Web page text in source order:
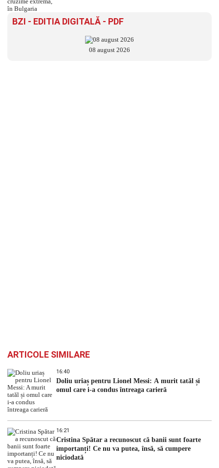
BZI - EDITIA DIGITALĂ - PDF
08 august 2026
ARTICOLE SIMILARE
16:40
Doliu uriaș pentru Lionel Messi: A murit tatăl și
omul care i-a condus întreaga carieră
16:21
Cristina Spătar a recunoscut că banii sunt foarte
importanți! Ce nu va putea, însă, să cumpere
niciodată